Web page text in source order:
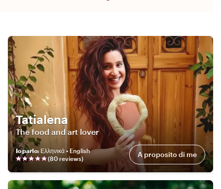
Tatialena
The food and art lover
Io parlo: Ελληνικά • English
(80 reviews) A proposito di me